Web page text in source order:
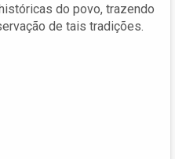
do povo, trazendo
de tais tradições.